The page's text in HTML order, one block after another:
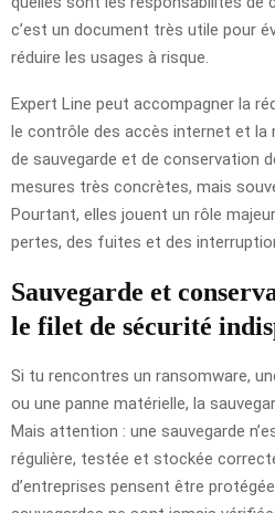
c’est un document très utile pour
réduire les usages à risque.
Expert Line peut accompagner la
le contrôle des accès internet et la
de sauvegarde et de conservation
mesures très concrètes, mais
Pourtant, elles jouent un rôle
pertes, des fuites et des
Sauvegarde et
le filet de sécurité
Si tu rencontres un ransomware,
ou une panne matérielle, la
Mais attention : une sauvegarde
régulière, testée et stockée
d’entreprises pensent être